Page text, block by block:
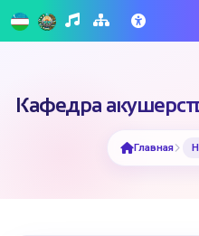
Кафедра
Главная